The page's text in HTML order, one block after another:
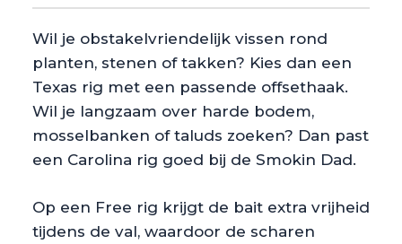
Wil je obstakelvriendelijk vissen rond
planten, stenen of takken? Kies dan een
Texas rig met een passende offsethaak.
Wil je langzaam over harde bodem,
mosselbanken of taluds zoeken? Dan past
een Carolina rig goed bij de Smokin Dad.
Op een Free rig krijgt de bait extra vrijheid
tijdens de val, waardoor de scharen